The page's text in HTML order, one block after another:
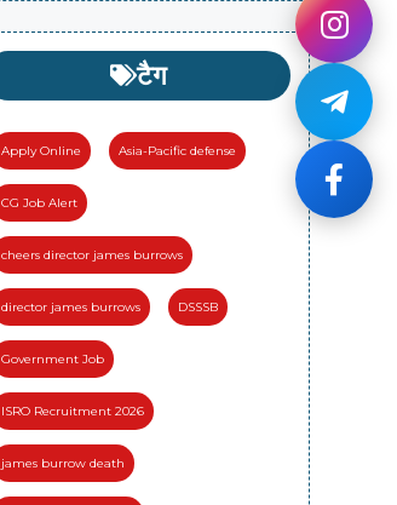
टैग
Apply Online Asia-Pacific defense
CG Job Alert
cheers director james burrows
director james burrows DSSSB
Government Job
ISRO Recruitment 2026
james burrow death